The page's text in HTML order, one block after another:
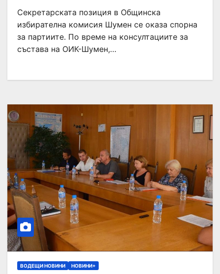
Секретарската позиция в Общинска
избирателна комисия Шумен се оказа спорна
за партиите. По време на консултациите за
състава на ОИК-Шумен,…
ВОДЕЩИ НОВИНИ НОВИНИ+